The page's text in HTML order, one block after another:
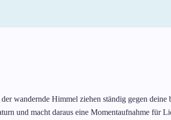
wandernde Himmel ziehen ständig gegen deine
und macht daraus eine Momentaufnahme für